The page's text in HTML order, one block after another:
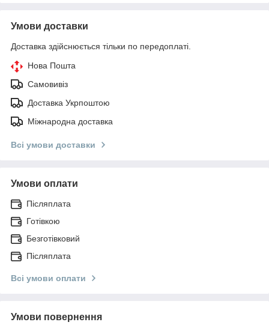
Умови доставки
Доставка здійснюється тільки по передоплаті.
Нова Пошта
Самовивіз
Доставка Укрпоштою
Міжнародна доставка
Всі умови доставки
Умови оплати
Післяплата
Готівкою
Безготівковий
Післяплата
Всі умови оплати
Умови повернення